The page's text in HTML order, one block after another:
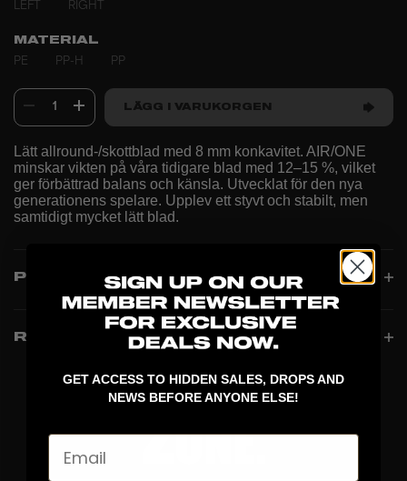
LEFT
RIGHT
MATERIAL
PE
PP-H PP
1 LÄGG I VARUKORGEN
Lätt allround-/skottblad med 8 mm konkavitet. AIR/ONE
minskar vikten på våra tidigare blad med 12–15 %, vilket
ger förbättrad balans och känsla. Utvecklat för den nya
generationens spelare. Upplev ett styvt och stabilt, men
samtidigt mycket lätt blad.
PRODUCT INFO
RECENSIONER
GET ACCESS TO HIDDEN SALES, DROPS AND
NEWS BEFORE ANYONE ELSE!